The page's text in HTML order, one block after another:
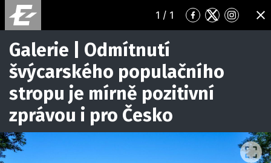
1 / 1
Přejít
na
Přejít
na
Přejít
na
Galerie | Odmítnutí
švýcarského populačního
stropu je mírně pozitivní
zprávou i pro Česko